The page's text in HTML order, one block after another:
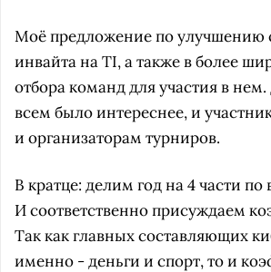
Моё предложение по улучшению
инвайта на TI, а также в более
отбора команд для участия в
всем было интереснее, и
и организаторам турниров.
В кратце: делим год на 4 части по
И соответственно присуждаем
Так как главных составляющих
именно - деньги и спорт, то и